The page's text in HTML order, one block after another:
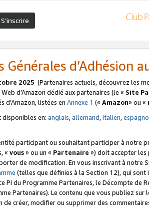
S’inscrire
Générales d’Adhésion
2025 (Partenaires actuels, découvrez les
d’Amazon dédié aux partenaires (le « Site
d’Amazon, listées en Annexe 1 (« Amazon» ou «
en: anglais,allemand,italien,
participant ou souhaitant participer à notre
« vous» ou un « Partenaire ») doit accepter les
de modification. En vous inscrivant à notre
(telles que définies à la Section 12), qui
PI du Programme Partenaires, le Décompte de
Partenaires). Le contenu que vous publiez
créer, modifier ou supprimer des